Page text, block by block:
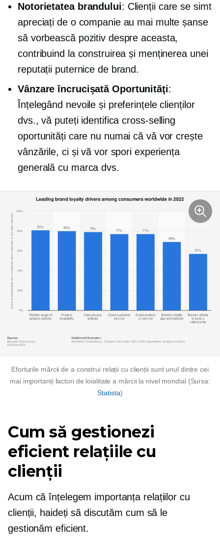
Notorietatea brandului: Clienții care se simt
apreciați de o companie au mai multe șanse
să vorbească pozitiv despre aceasta,
contribuind la construirea și menținerea unei
reputații puternice de brand.
Vânzare încrucișatăOportunităţi:
Înțelegând nevoile și preferințele clienților
dvs., vă puteți identificacross-selling
oportunități care nu numai că vă vor crește
vânzările, ci și vă vor spori experiența
generală cu marca dvs.
Eforturile mărcii de a construi relații cu clienții sunt unul dintre cei
mai importanți factori de loialitate a mărcii la nivel mondial (Sursa:
Statista)
Cum să gestionezi
eficient relațiile cu
clienții
Acum că înțelegem importanța relațiilor cu
clienții, haideți să discutăm cum să le
gestionăm eficient.